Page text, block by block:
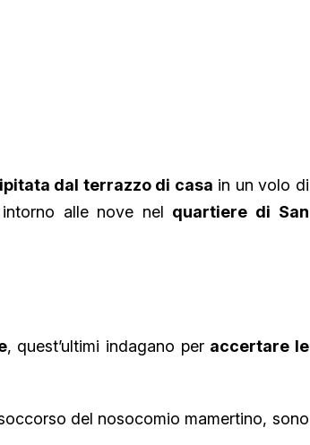
dal terrazzo di casa in un volo di
alle nove nel quartiere di San
, quest’ultimi indagano per accertare le
del nosocomio mamertino, sono